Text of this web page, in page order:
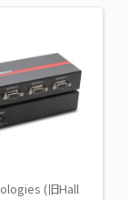
(旧Hall